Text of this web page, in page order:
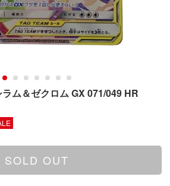
ム＆ゼクロム GX 071/049 HR
SOLD OUT